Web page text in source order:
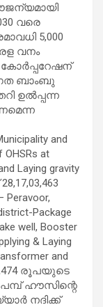
വരെ
5,000
വനം
കോര്‍പ്പറേഷന്
ബാംബു
ഉൽപ്പന്ന
and
OHSRs at
Laying gravity
Package
well, Booster
& Laying
and
രൂപയുടെ
ഹൗസിന്റെ
നദിക്ക്